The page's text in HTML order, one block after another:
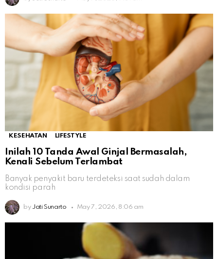
KESEHATAN LIFESTYLE
Inilah 10 Tanda Awal Ginjal Bermasalah,
Kenali Sebelum Terlambat
Banyak penyakit baru terdeteksi saat sudah dalam
kondisi parah
by Jati Sunarto May 7, 2026, 8:06 am